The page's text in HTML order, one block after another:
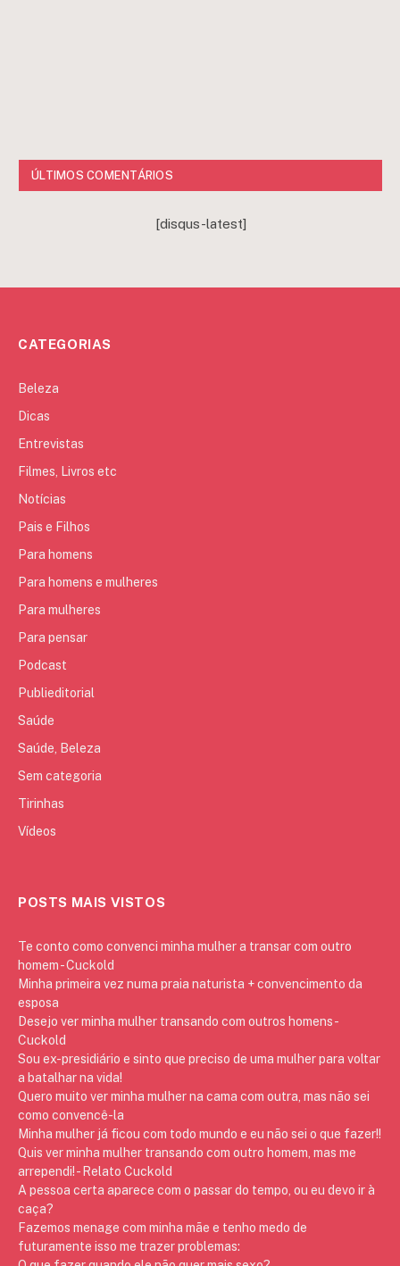
ÚLTIMOS COMENTÁRIOS
[disqus-latest]
CATEGORIAS
Beleza
Dicas
Entrevistas
Filmes, Livros etc
Notícias
Pais e Filhos
Para homens
Para homens e mulheres
Para mulheres
Para pensar
Podcast
Publieditorial
Saúde
Saúde, Beleza
Sem categoria
Tirinhas
Vídeos
POSTS MAIS VISTOS
Te conto como convenci minha mulher a transar com outro
homem - Cuckold
Minha primeira vez numa praia naturista + convencimento da
esposa
Desejo ver minha mulher transando com outros homens -
Cuckold
Sou ex-presidiário e sinto que preciso de uma mulher para voltar
a batalhar na vida!
Quero muito ver minha mulher na cama com outra, mas não sei
como convencê-la
Minha mulher já ficou com todo mundo e eu não sei o que fazer!!
Quis ver minha mulher transando com outro homem, mas me
arrependi! - Relato Cuckold
A pessoa certa aparece com o passar do tempo, ou eu devo ir à
caça?
Fazemos menage com minha mãe e tenho medo de
futuramente isso me trazer problemas: